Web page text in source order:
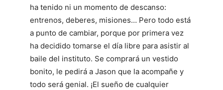
ha tenido ni un momento de descanso:
entrenos, deberes, misiones… Pero todo está
a punto de cambiar, porque por primera vez
ha decidido tomarse el día libre para asistir al
baile del instituto. Se comprará un vestido
bonito, le pedirá a Jason que la acompañe y
todo será genial. ¡El sueño de cualquier